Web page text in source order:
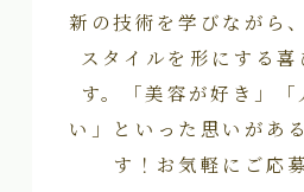
新の技術を学びながら
スタイルを形にする喜
す。「美容が好き」「
い」といった思いがあ
す！お気軽にご応